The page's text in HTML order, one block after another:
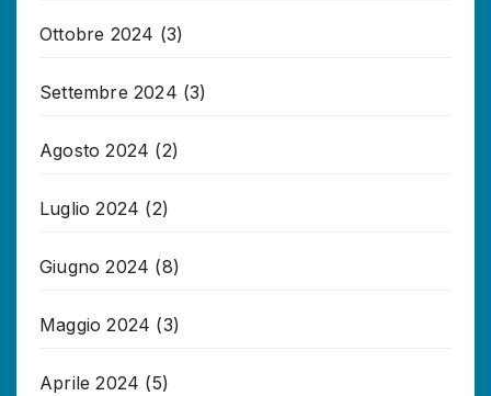
Ottobre 2024 (3)
Settembre 2024 (3)
Agosto 2024 (2)
Luglio 2024 (2)
Giugno 2024 (8)
Maggio 2024 (3)
Aprile 2024 (5)